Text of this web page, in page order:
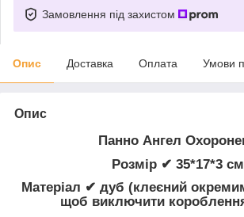
Замовлення під захистом
Опис Доставка Оплата Умови
Опис
Панно Ангел
Розмір ✔ 35*17*3 см
Матеріал ✔ дуб (клеєний
щоб виключити